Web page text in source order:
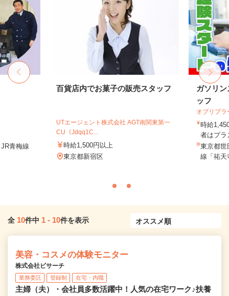
青梅線
百貨店内でお菓子の販売スタッフ
UTエージェント株式会社 AGT南関東第一
CU《Jdqq1C...
時給1,500円以上
東京都新宿区
ガソリ
ッフ
オブリプ
時給
者はプラ
東京都世
線「祐天
全 10件中 1 - 10件を表示
美容・コスメの体験モニター
株式会社ビサーチ
業務委託 登録制 在宅・内職
主婦（夫）・会社員多数活躍中！人気の在宅ワーク♪扶養